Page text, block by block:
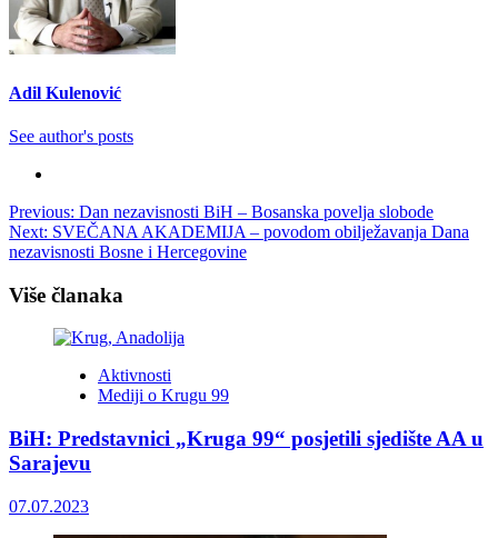
Adil Kulenović
See author's posts
Post
navigation
Previous: Dan nezavisnosti BiH – Bosanska povelja slobode
Next: SVEČANA AKADEMIJA – povodom obilježavanja Dana
nezavisnosti Bosne i Hercegovine
Više članaka
Aktivnosti
Mediji o Krugu 99
BiH: Predstavnici „Kruga 99“ posjetili sjedište AA u
Sarajevu
07.07.2023